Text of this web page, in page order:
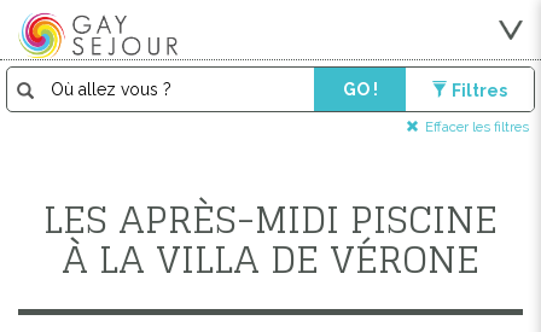
GO ! Filtres
Effacer les filtres
LES APRÈS-MIDI PISCINE
À LA VILLA DE VÉRONE